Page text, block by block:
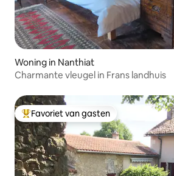
Woning in Nanthiat
Charmante vleugel in Frans landhuis
Topfavoriet van gasten
Favoriet van gasten